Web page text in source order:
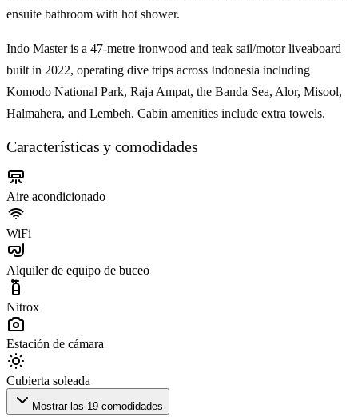
ensuite bathroom with hot shower.
Indo Master is a 47-metre ironwood and teak sail/motor liveaboard
built in 2022, operating dive trips across Indonesia including
Komodo National Park, Raja Ampat, the Banda Sea, Alor, Misool,
Halmahera, and Lembeh. Cabin amenities include extra towels.
Características y comodidades
Aire acondicionado
WiFi
Alquiler de equipo de buceo
Nitrox
Estación de cámara
Cubierta soleada
Mostrar las 19 comodidades